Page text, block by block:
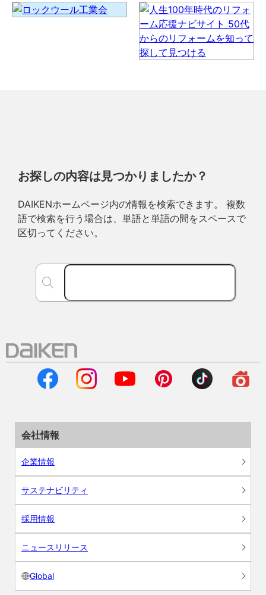
お探しの内容は見つかりましたか？
DAIKENホームページ内の情報を検索できます。 複数
語で検索を行う場合は、単語と単語の間をスペースで
区切ってください。
会社情報
企業情報
サステナビリティ
採用情報
ニュースリリース
Global